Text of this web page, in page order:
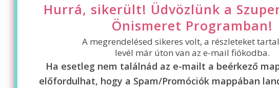
Hurrá, sikerült! Üdvözlünk a
Önismeret Programban!
A megrendelésed sikeres volt, a részleteket
levél már úton van az e-mail fiókodba.
Ha esetleg nem találnád az e-mailt a beérkező
előfordulhat, hogy a Spam/Promóciók mappában